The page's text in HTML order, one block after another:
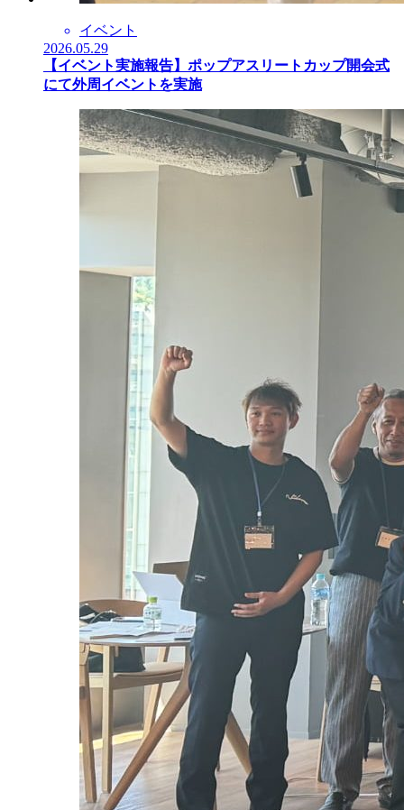
イベント
2026.05.29
【イベント実施報告】ポップアスリートカップ開会式
にて外周イベントを実施